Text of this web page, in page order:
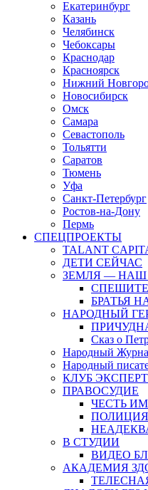
Екатеринбург
Казань
Челябинск
Чебоксары
Краснодар
Красноярск
Нижний
Новосибирск
Омск
Самара
Севастополь
Тольятти
Саратов
Тюмень
Уфа
Санкт-Петербург
Ростов-на-Дону
Пермь
СПЕЦПРОЕКТЫ
TALANT
ДЕТИ СЕЙЧАС
ЗЕМЛЯ —
СПЕШИТЕ
БРАТЬЯ
НАРОДНЫЙ
Сказ о
Народный
Народный
КЛУБ
ПРАВОСУДИЕ
ЧЕСТЬ
В СТУДИИ
ВИДЕО
АКАДЕМИЯ